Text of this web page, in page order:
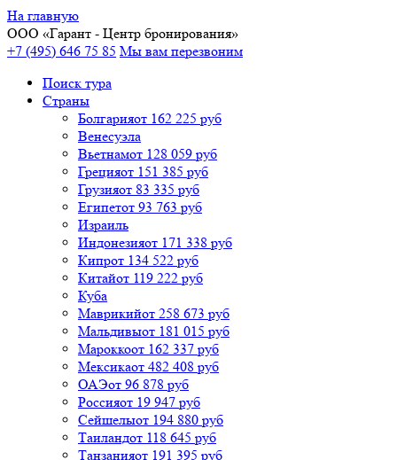
На главную
ООО «Гарант - Центр бронирования»
+7 (495) 646 75 85 Мы вам перезвоним
Поиск тура
Cтраны
Болгарияот 162 225 руб
Венесуэла
Вьетнамот 128 059 руб
Грецияот 151 385 руб
Грузияот 83 335 руб
Египетот 93 763 руб
Израиль
Индонезияот 171 338 руб
Кипрот 134 522 руб
Китайот 119 222 руб
Куба
Маврикийот 258 673 руб
Мальдивыот 181 015 руб
Мароккоот 162 337 руб
Мексикаот 482 408 руб
ОАЭот 96 878 руб
Россияот 19 947 руб
Сейшелыот 194 880 руб
Таиландот 118 645 руб
Танзанияот 191 395 руб